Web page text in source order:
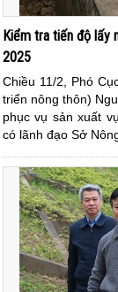
Kiểm tra tiến độ lấy
2025
Chiều 11/2, Phó
triển nông thôn)
phục vụ sản xuất
có lãnh đạo Sở